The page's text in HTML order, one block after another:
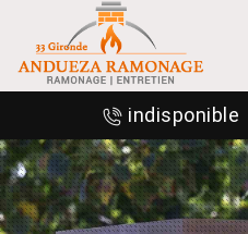
indisponible